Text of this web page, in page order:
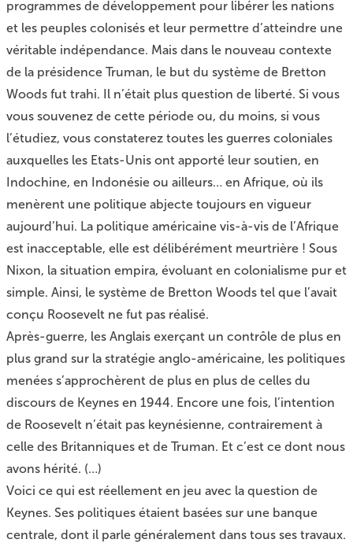
programmes de développement pour libérer les nations
et les peuples colonisés et leur permettre d’atteindre une
véritable indépendance. Mais dans le nouveau contexte
de la présidence Truman, le but du système de Bretton
Woods fut trahi. Il n’était plus question de liberté. Si vous
vous souvenez de cette période ou, du moins, si vous
l’étudiez, vous constaterez toutes les guerres coloniales
auxquelles les Etats-Unis ont apporté leur soutien, en
Indochine, en Indonésie ou ailleurs… en Afrique, où ils
menèrent une politique abjecte toujours en vigueur
aujourd’hui. La politique américaine vis-à-vis de l’Afrique
est inacceptable, elle est délibérément meurtrière ! Sous
Nixon, la situation empira, évoluant en colonialisme pur et
simple. Ainsi, le système de Bretton Woods tel que l’avait
conçu Roosevelt ne fut pas réalisé.
Après-guerre, les Anglais exerçant un contrôle de plus en
plus grand sur la stratégie anglo-américaine, les politiques
menées s’approchèrent de plus en plus de celles du
discours de Keynes en 1944. Encore une fois, l’intention
de Roosevelt n’était pas keynésienne, contrairement à
celle des Britanniques et de Truman. Et c’est ce dont nous
avons hérité. (…)
Voici ce qui est réellement en jeu avec la question de
Keynes. Ses politiques étaient basées sur une banque
centrale, dont il parle généralement dans tous ses travaux.